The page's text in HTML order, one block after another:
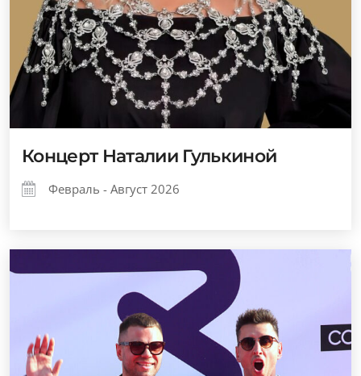
Концерт Наталии Гулькиной
Февраль - Август 2026